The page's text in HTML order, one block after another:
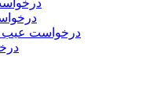
درخواست عیب